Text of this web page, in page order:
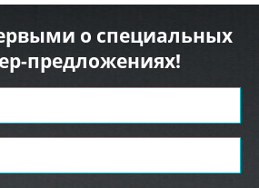
о специальных
предложениях!